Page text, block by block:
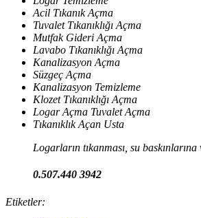
Acil Tıkanık Açma
Tuvalet Tıkanıklığı Açma
Mutfak Gideri Açma
Lavabo Tıkanıklığı Açma
Kanalizasyon Açma
Süzgeç Açma
Kanalizasyon Temizleme
Klozet Tıkanıklığı Açma
Logar Açma Tuvalet Açma
Tıkanıklık Açan Usta
Logarların tıkanması, su
0.507.440 3942
Etiketler: